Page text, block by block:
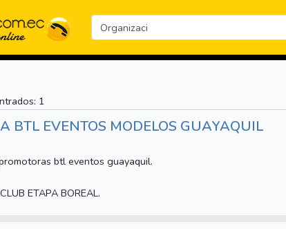
1
BTL EVENTOS MODELOS GUAYAQUIL
btl eventos guayaquil.
ETAPA BOREAL.